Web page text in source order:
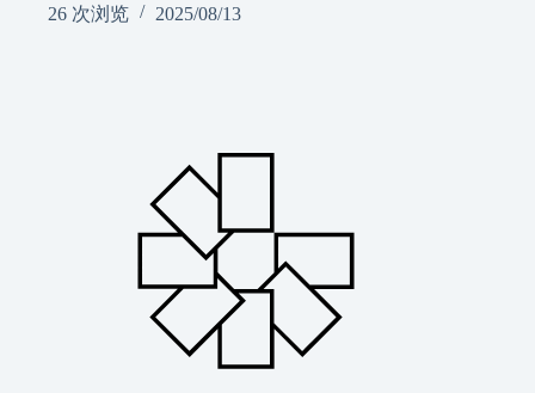
26 次浏览
2025/08/13